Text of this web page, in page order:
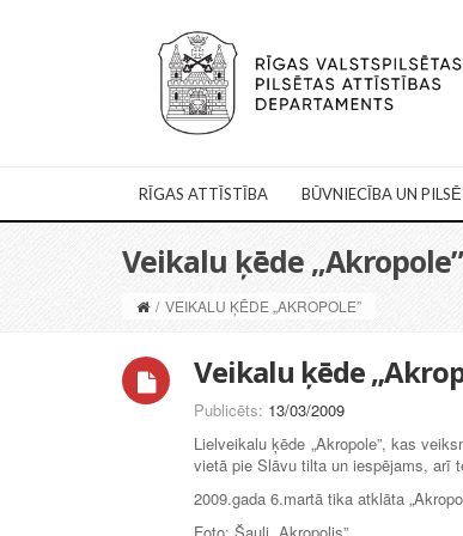
RĪGAS ATTĪSTĪBA BŪVNIECĪBA UN
Veikalu ķēde „Akropole”
/ VEIKALU ĶĒDE „AKROPOLE”
Veikalu ķēde
Publicēts: 13/03/2009
Lielveikalu ķēde „Akropole”, kas
vietā pie Slāvu tilta un iespējams, arī
2009.gada 6.martā tika atklāta